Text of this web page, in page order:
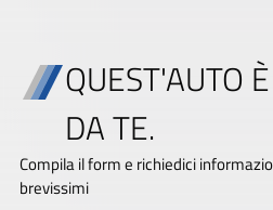
QUEST'AUTO
DA TE.
Compila il form e richiedici
brevissimi